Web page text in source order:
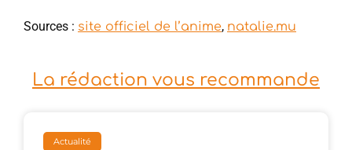
Sources : site officiel de l’anime, natalie.mu
La rédaction vous recommande
Actualité